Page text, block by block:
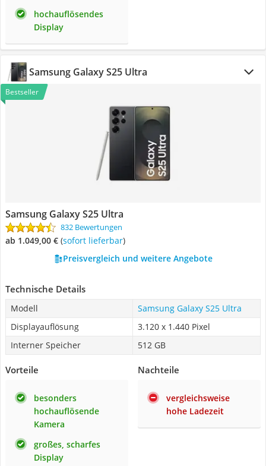
hochauflösendes
Display
Samsung Galaxy S25 Ultra
Bestseller
Samsung Galaxy S25 Ultra
832 Bewertungen
ab 1.049,00 € ( Sofort lieferbar)
Preisvergleich und weitere Angebote
Technische Details
Modell
Samsung Galaxy S25 Ultra
Displayauflösung
3.120 x 1.440 Pixel
Interner Speicher
512 GB
Vorteile
besonders
hochauflösende
Kamera
großes, scharfes
Display
Nachteile
vergleichsweise
hohe Ladezeit